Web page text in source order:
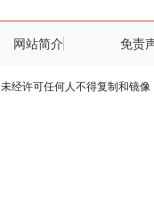
网站简介 免责
未经许可任何人不得复制和镜